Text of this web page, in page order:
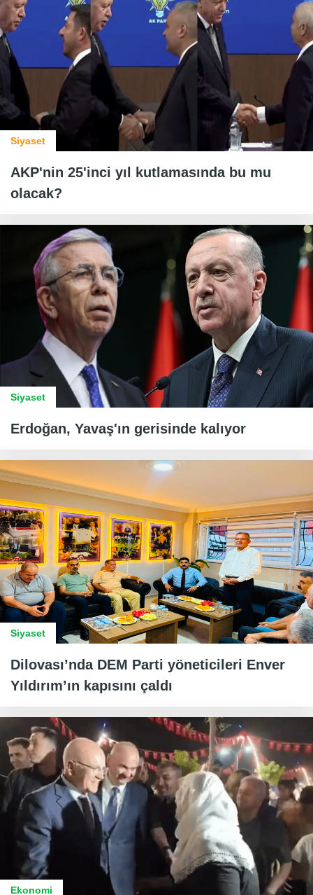
Siyaset
AKP'nin 25'inci yıl kutlamasında bu mu
olacak?
Siyaset
Erdoğan, Yavaş'ın gerisinde kalıyor
Siyaset
Dilovası’nda DEM Parti yöneticileri Enver
Yıldırım’ın kapısını çaldı
Ekonomi